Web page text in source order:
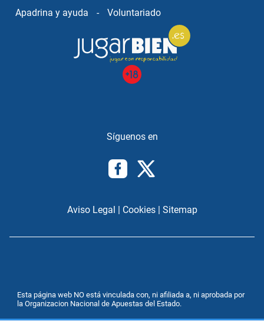
Apadrina y ayuda - Voluntariado
Aviso Legal | Cookies| Sitemap
Esta página web NO está vinculada con, ni afiliada a, ni aprobada por
la Organizacion Nacional de Apuestas del Estado.